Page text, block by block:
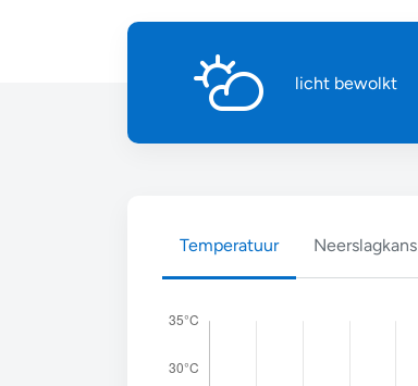
licht bewolkt
Temperatuur Neerslagkans